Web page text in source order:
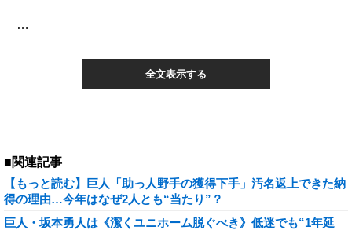
…
全文表示する
■関連記事
【もっと読む】巨人「助っ人野手の獲得下手」汚名返上できた納
得の理由…今年はなぜ2人とも“当たり”？
巨人・坂本勇人は《潔くユニホーム脱ぐべき》低迷でも“1年延